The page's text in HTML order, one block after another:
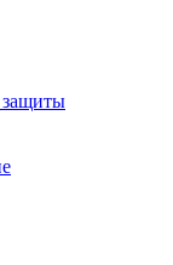
защиты